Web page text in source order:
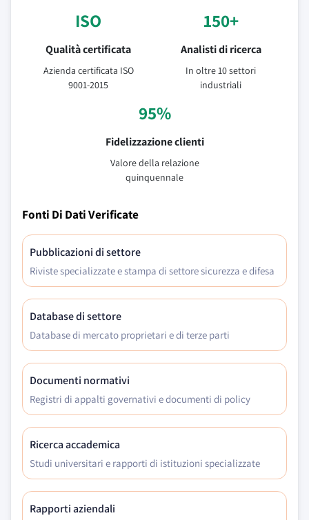
ISO
Qualità certificata
Azienda certificata ISO
9001-2015
150+
Analisti di ricerca
In oltre 10 settori
industriali
95%
Fidelizzazione clienti
Valore della relazione
quinquennale
Fonti Di Dati Verificate
Pubblicazioni di settore
Riviste specializzate e stampa di settore sicurezza e difesa
Database di settore
Database di mercato proprietari e di terze parti
Documenti normativi
Registri di appalti governativi e documenti di policy
Ricerca accademica
Studi universitari e rapporti di istituzioni specializzate
Rapporti aziendali